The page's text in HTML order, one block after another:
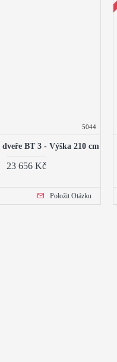
5044
dveře BT 3 - Výška 210 cm
23 656 Kč
Položit Otázku